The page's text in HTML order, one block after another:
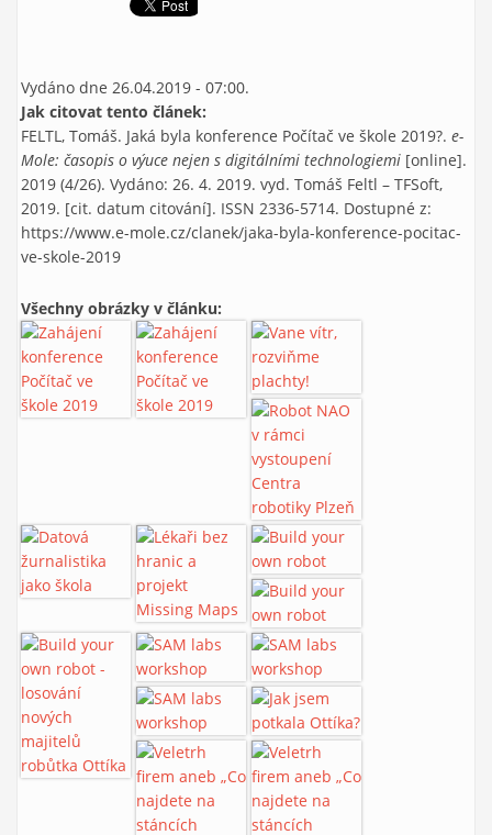
Vydáno dne 26.04.2019 - 07:00.
Jak citovat tento článek:
FELTL, Tomáš. Jaká byla konference Počítač ve škole 2019?. e-
Mole: časopis o výuce nejen s digitálními technologiemi [online].
2019 (4/26). Vydáno: 26. 4. 2019. vyd. Tomáš Feltl – TFSoft,
2019. [cit. datum citování]. ISSN 2336-5714. Dostupné z:
https://www.e-mole.cz/clanek/jaka-byla-konference-pocitac-
ve-skole-2019
Všechny obrázky v článku: